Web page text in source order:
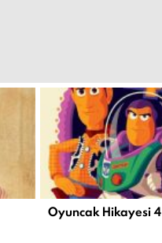
Oyuncak Hikayesi 4